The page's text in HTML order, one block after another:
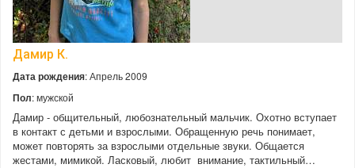
Дамир К.
Дата рождения: Апрель 2009
Пол: мужской
Дамир - общительный, любознательный мальчик. Охотно вступает
в контакт с детьми и взрослыми. Обращенную речь понимает,
может повторять за взрослыми отдельные звуки. Общается
жестами, мимикой. Ласковый, любит внимание, тактильный…